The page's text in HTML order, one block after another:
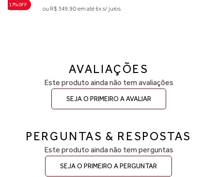
17% 0FF
ou R$ 349,90 em até 6x s/ juros
AVALIAÇÕES
Este produto ainda não tem avaliações
SEJA O PRIMEIRO A AVALIAR
PERGUNTAS & RESPOSTAS
Este produto ainda não tem perguntas
SEJA O PRIMEIRO A PERGUNTAR